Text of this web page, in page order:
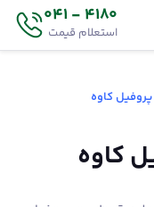
4180 - 041
استعلام قیمت
کاوه
کاوه